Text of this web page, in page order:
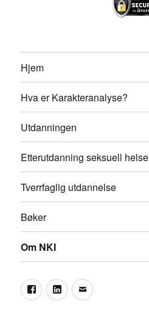
Hjem
Hva er Karakteranalyse?
Utdanningen
Etterutdanning seksuell helse
Tverrfaglig utdannelse
Bøker
Om NKI
FacebookLinkedInEpost